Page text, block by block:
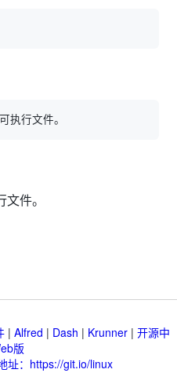
件。
| Alfred | Dash | Krunner | 开源中
版
址：https://git.io/linux